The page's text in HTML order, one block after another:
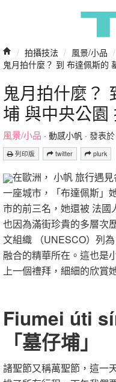
/ 拍攝技法 / 風景/小品 /
鬼月拍什麼？ 到 布達佩斯的
鬼月拍什麼？
埔 與中央公園
風景/小品 · 動感小帆 · 發表
列印版 twitter plurk
在歐洲， 小帆 旅行遇
一座城市，「布達佩斯」
市的前三名，她還被 法國
也因為滿街珍貴的多層次
文組織 （UNESCO）列
融合的精華所在。這也是
上一個禮拜，細細的欣賞
Fiumei úti
「墓仔埔」
諸聖節又稱萬聖節，這一